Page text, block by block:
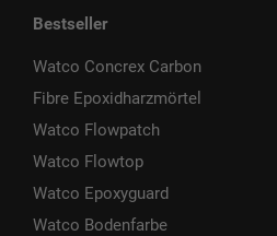
Bestseller
Watco Concrex Carbon
Fibre Epoxidharzmörtel
Watco Flowpatch
Watco Flowtop
Watco Epoxyguard
Watco Bodenfarbe